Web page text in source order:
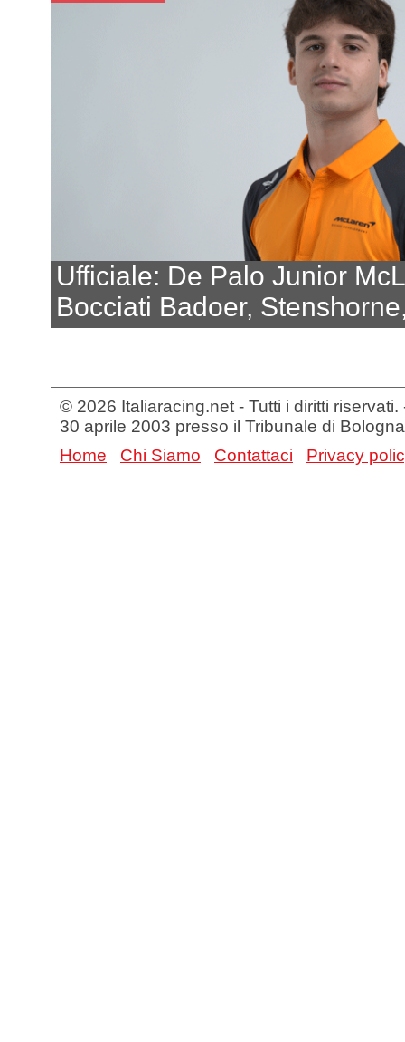
Ufficiale: De Palo Junior
Bocciati Badoer,
© 2026 Italiaracing.net - Tutti i diritti
30 aprile 2003 presso il Tribunale di Bologna
Home
Chi Siamo Contattaci Privacy